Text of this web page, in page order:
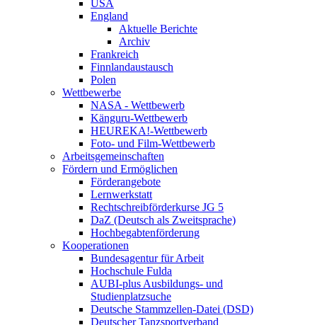
USA
England
Aktuelle Berichte
Archiv
Frankreich
Finnlandaustausch
Polen
Wettbewerbe
NASA - Wettbewerb
Känguru-Wettbewerb
HEUREKA!-Wettbewerb
Foto- und Film-Wettbewerb
Arbeitsgemeinschaften
Fördern und Ermöglichen
Förderangebote
Lernwerkstatt
Rechtschreibförderkurse JG 5
DaZ (Deutsch als Zweitsprache)
Hochbegabtenförderung
Kooperationen
Bundesagentur für Arbeit
Hochschule Fulda
AUBI-plus Ausbildungs- und
Studienplatzsuche
Deutsche Stammzellen-Datei (DSD)
Deutscher Tanzsportverband